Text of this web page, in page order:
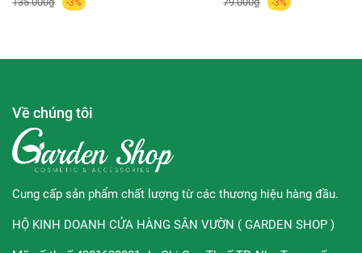
chuốt từ dưới lên trên, từ sát chân mi ra ngoài. Vui lòng gạt
Thương hiệu:
Xuất xứ thương hiệu:Mỹ
Trung Quốc
Dung tích:
*Lưu ý: Maybelline New York được sản xuất tại nhiều nhà
Về chúng tôi
Cung cấp sản phẩm chất lượng từ các thương hiệu hàng đầu.
HỘ KINH DOANH CỬA HÀNG SÂN VƯỜN ( GARDEN SHOP )